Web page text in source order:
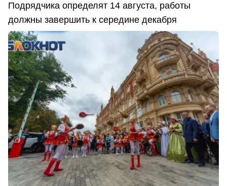
Подрядчика определят 14 августа, работы
должны завершить к середине декабря